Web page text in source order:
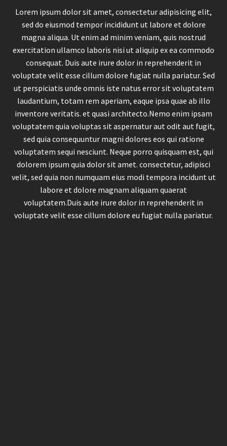
Lorem ipsum dolor sit amet, consectetur adipisicing elit,
sed do eiusmod tempor incididunt ut labore et dolore
magna aliqua. Ut enim ad minim veniam, quis nostrud
exercitation ullamco laboris nisi ut aliquip ex ea commodo
consequat. Duis aute irure dolor in reprehenderit in
voluptate velit esse cillum dolore fugiat nulla pariatur. Sed
ut perspiciatis unde omnis iste natus error sit voluptatem
laudantium, totam rem aperiam, eaque ipsa quae ab illo
inventore veritatis. et quasi architecto.Nemo enim ipsam
voluptatem quia voluptas sit aspernatur aut odit aut fugit,
sed quia consequuntur magni dolores eos qui ratione
voluptatem sequi nesciunt. Neque porro quisquam est, qui
dolorem ipsum quia dolor sit amet. consectetur, adipisci
velit, sed quia non numquam eius modi tempora incidunt ut
labore et dolore magnam aliquam quaerat
voluptatem.Duis aute irure dolor in reprehenderit in
voluptate velit esse cillum dolore eu fugiat nulla pariatur.